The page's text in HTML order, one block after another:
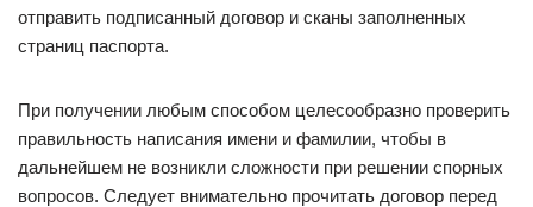
отправить подписанный договор и сканы заполненных
страниц паспорта.
При получении любым способом целесообразно проверить
правильность написания имени и фамилии, чтобы в
дальнейшем не возникли сложности при решении спорных
вопросов. Следует внимательно прочитать договор перед